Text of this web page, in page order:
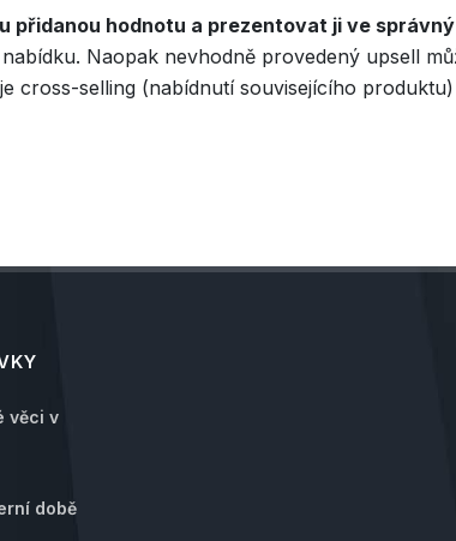
přidanou hodnotu a prezentovat ji ve
Naopak nevhodně provedený upsell
cross-selling (nabídnutí souvisejícího
věci v
době